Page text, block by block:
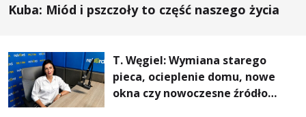
Kuba: Miód i pszczoły to część naszego życia
T. Węgiel: Wymiana starego
pieca, ocieplenie domu, nowe
okna czy nowoczesne źródło